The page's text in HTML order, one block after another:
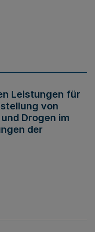
Leistungen für
von
Drogen im
der